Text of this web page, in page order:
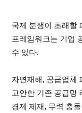
국제 분쟁이 초래할
프레임워크는 기업
수 있다.
자연재해, 공급업체
고안한 기존 공급망
경제 제재, 무력 충